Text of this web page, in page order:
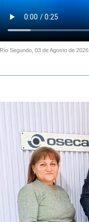
Río Segundo, 03 de Agosto de 2026